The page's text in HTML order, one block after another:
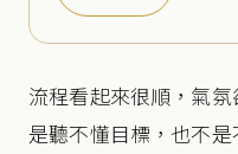
流程看起來很順，氣
是聽不懂目標，也不